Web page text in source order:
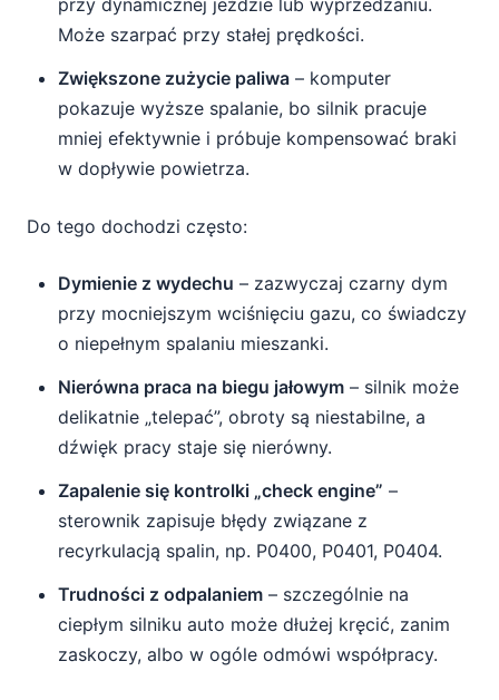
przy dynamicznej jeździe lub wyprzedzaniu.
Może szarpać przy stałej prędkości.
Zwiększone zużycie paliwa – komputer
pokazuje wyższe spalanie, bo silnik pracuje
mniej efektywnie i próbuje kompensować braki
w dopływie powietrza.
Do tego dochodzi często:
Dymienie z wydechu – zazwyczaj czarny dym
przy mocniejszym wciśnięciu gazu, co świadczy
o niepełnym spalaniu mieszanki.
Nierówna praca na biegu jałowym – silnik może
delikatnie „telepać”, obroty są niestabilne, a
dźwięk pracy staje się nierówny.
Zapalenie się kontrolki „check engine” –
sterownik zapisuje błędy związane z
recyrkulacją spalin, np. P0400, P0401, P0404.
Trudności z odpalaniem – szczególnie na
ciepłym silniku auto może dłużej kręcić, zanim
zaskoczy, albo w ogóle odmówi współpracy.